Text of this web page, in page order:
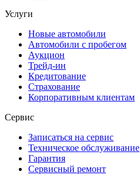
Услуги
Новые автомобили
Автомобили с пробегом
Аукцион
Трейд-ин
Кредитование
Страхование
Корпоративным клиентам
Сервис
Записаться на сервис
Техническое обслуживание
Гарантия
Сервисный ремонт